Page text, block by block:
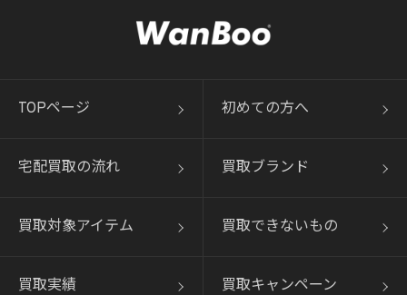
TOPページ 初めての方へ
宅配買取の流れ 買取ブランド
買取対象アイテム 買取できないもの
買取実績 買取キャンペーン